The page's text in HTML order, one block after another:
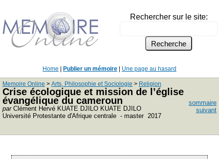
Rechercher sur le site:
Home Publier un mémoire Une page au hasard
Memoire Online > Arts, Philosophie et Sociologie > Religion
Crise écologique et mission de l’église
évangélique du cameroun
parClément Hervé KUATE DJILO KUATE DJILO
Université Protestante d'Afrique centrale - master 2017
sommaire
suivant